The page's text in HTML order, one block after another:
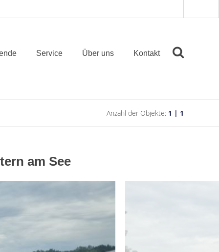
Service Über uns Kontakt
Anzahl der Objekte: 1 | 1
am See